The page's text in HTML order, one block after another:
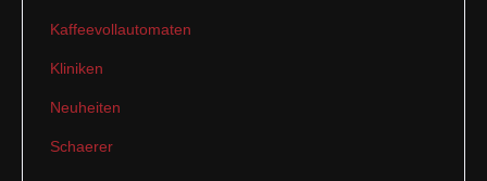
Kaffeevollautomaten
Kliniken
Neuheiten
Schaerer